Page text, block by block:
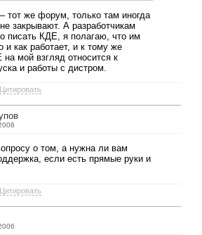
тот же форум, только там иногда
закрывают. А разработчикам
писать КДЕ, я полагаю, что им
и как работает, и к тому же
мой взгляд относится к
и работы с дистром.
Цитировать
о том, а нужна ли вам
если есть прямые руки и
Цитировать